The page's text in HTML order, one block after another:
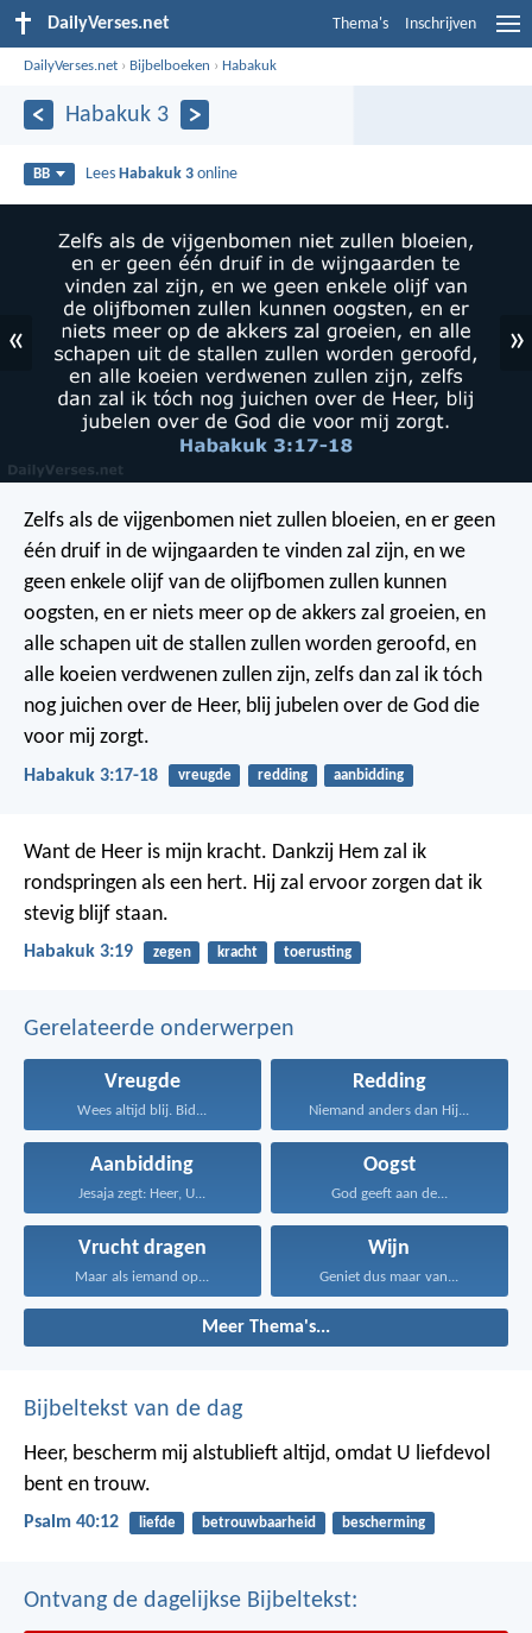
DailyVerses.net Thema's Inschrijven
DailyVerses.net › Bijbelboeken › Habakuk
Habakuk 3
BB Lees Habakuk 3 online
« »
Zelfs als de vijgenbomen niet zullen bloeien, en er geen
één druif in de wijngaarden te vinden zal zijn, en we
geen enkele olijf van de olijfbomen zullen kunnen
oogsten, en er niets meer op de akkers zal groeien, en
alle schapen uit de stallen zullen worden geroofd, en
alle koeien verdwenen zullen zijn, zelfs dan zal ik tóch
nog juichen over de Heer, blij jubelen over de God die
voor mij zorgt.
Habakuk 3:17-18 vreugde redding aanbidding
Want de Heer is mijn kracht. Dankzij Hem zal ik
rondspringen als een hert. Hij zal ervoor zorgen dat ik
stevig blijf staan.
Habakuk 3:19 zegen kracht toerusting
Gerelateerde onderwerpen
Vreugde
Wees altijd blij. Bid...
Redding
Niemand anders dan Hij...
Aanbidding
Jesaja zegt: Heer, U...
Oogst
God geeft aan de...
Vrucht dragen
Maar als iemand op...
Wijn
Geniet dus maar van...
Meer Thema's...
Bijbeltekst van de dag
Heer, bescherm mij alstublieft altijd, omdat U liefdevol
bent en trouw.
Psalm 40:12 liefde betrouwbaarheid bescherming
Ontvang de dagelijkse Bijbeltekst: